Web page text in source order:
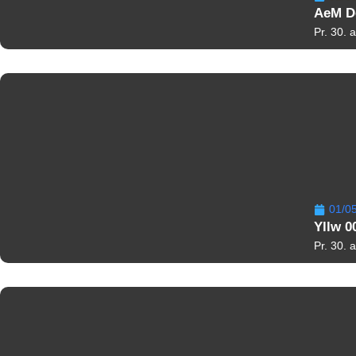
AeM
Pr. 30.
01/
Yllw
Pr. 30.